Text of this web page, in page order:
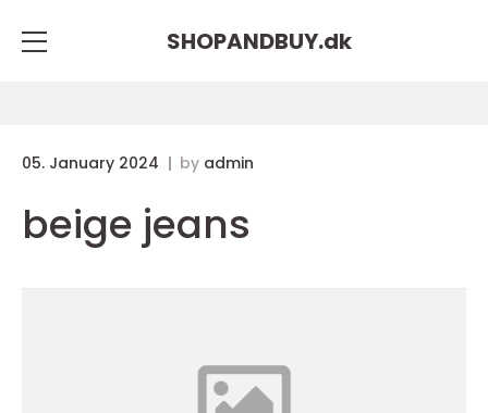
SHOPANDBUY.dk
05. January 2024 by admin
beige jeans